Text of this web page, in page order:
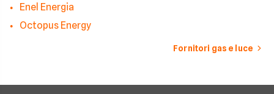
Enel Energia
Octopus Energy
Fornitori gas e luce